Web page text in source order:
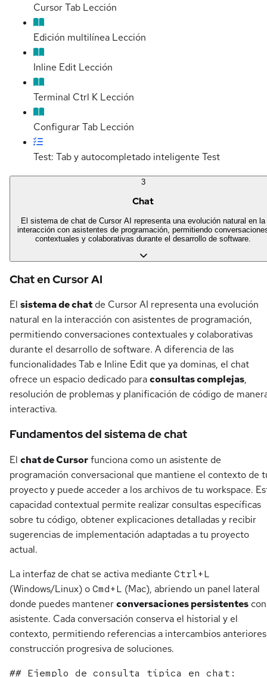
Cursor Tab Lección
Edición multilínea Lección
Inline Edit Lección
Terminal Ctrl K Lección
Configurar Tab Lección
Test: Tab y autocompletado inteligente Test
3
Chat
El sistema de chat de Cursor AI representa una evolución natural en la
interacción con asistentes de programación, permitiendo
contextuales y colaborativas durante el desarrollo de software.
Chat en Cursor AI
El sistema de chat de Cursor AI representa una evolución
natural en la interacción con asistentes de programación,
permitiendo conversaciones contextuales y colaborativas
durante el desarrollo de software. A diferencia de las
funcionalidades Tab e Inline Edit que ya dominas, el chat
ofrece un espacio dedicado paraconsultas complejas,
resolución de problemas y planificación de código de
interactiva.
Fundamentos del sistema de chat
El chat de Cursorfunciona como un asistente de
programación conversacional que mantiene el contexto de
proyecto y puede acceder a los archivos de tu workspace.
capacidad contextual permite realizar consultas específicas
sobre tu código, obtener explicaciones detalladas y recibir
sugerencias de implementación adaptadas a tu proyecto
actual.
La interfaz de chat se activa mediante Ctrl+L
(Windows/Linux) oCmd+L (Mac), abriendo un panel lateral
donde puedes mantenerconversaciones persistentes
asistente. Cada conversación conserva el historial y el
contexto, permitiendo referencias a intercambios
construcción progresiva de soluciones.
## Ejemplo de consulta típica en chat: